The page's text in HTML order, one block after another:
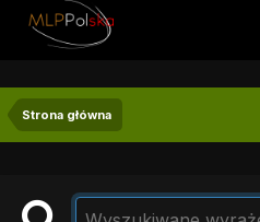
Strona główna